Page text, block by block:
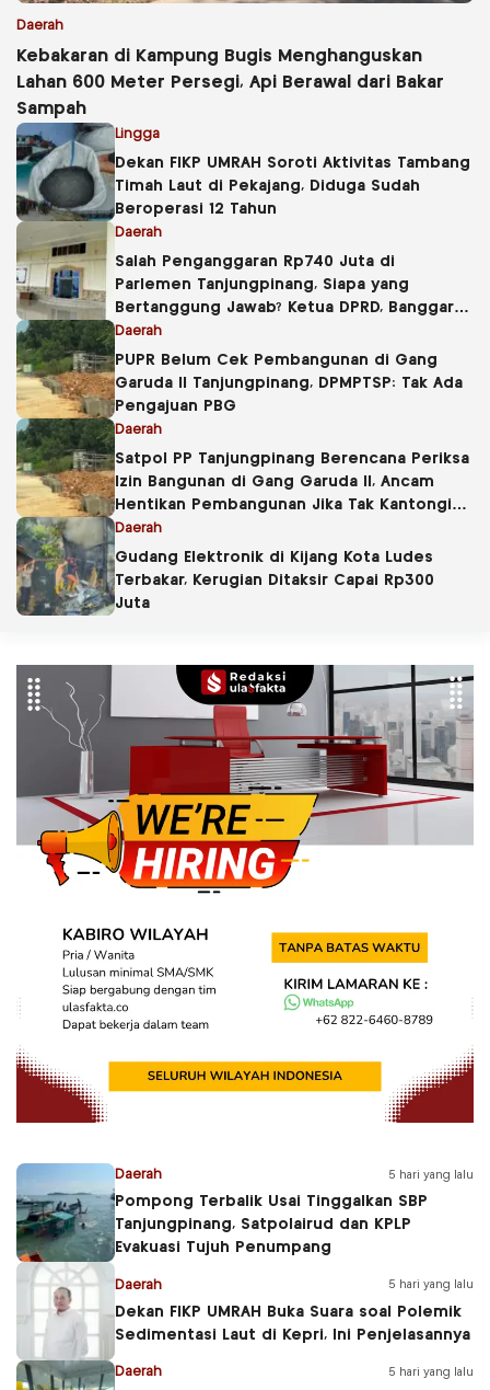
Daerah
Kebakaran di Kampung Bugis Menghanguskan
Lahan 600 Meter Persegi, Api Berawal dari Bakar
Sampah
Lingga
Dekan FIKP UMRAH Soroti Aktivitas Tambang
Timah Laut di Pekajang, Diduga Sudah
Beroperasi 12 Tahun
Daerah
Salah Penganggaran Rp740 Juta di
Parlemen Tanjungpinang, Siapa yang
Bertanggung Jawab? Ketua DPRD, Banggar
atau Sekretaris DPRD?
Daerah
PUPR Belum Cek Pembangunan di Gang
Garuda II Tanjungpinang, DPMPTSP: Tak Ada
Pengajuan PBG
Daerah
Satpol PP Tanjungpinang Berencana Periksa
Izin Bangunan di Gang Garuda II, Ancam
Hentikan Pembangunan Jika Tak Kantongi
PBG
Daerah
Gudang Elektronik di Kijang Kota Ludes
Terbakar, Kerugian Ditaksir Capai Rp300
Juta
Daerah 5 hari yang lalu
Pompong Terbalik Usai Tinggalkan SBP
Tanjungpinang, Satpolairud dan KPLP
Evakuasi Tujuh Penumpang
Daerah 5 hari yang lalu
Dekan FIKP UMRAH Buka Suara soal Polemik
Sedimentasi Laut di Kepri, Ini Penjelasannya
Daerah 5 hari yang lalu